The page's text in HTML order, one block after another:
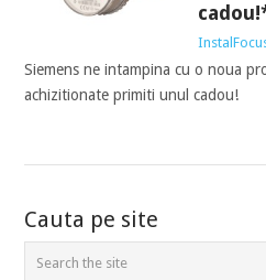
Siemens ne intampina cu o noua
achizitionate primiti unul cadou!
POSTS
NAVIGATION
Cauta pe site